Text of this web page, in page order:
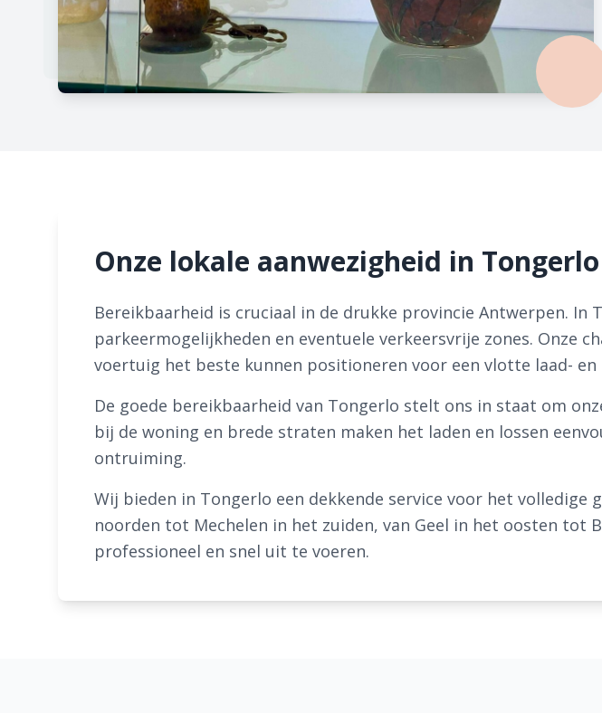
Onze lokale aanwezigheid in Tongerlo
Bereikbaarheid is cruciaal in de drukke provincie Antwerpen.
parkeermogelijkheden en eventuele verkeersvrije zones. Onze
voertuig het beste kunnen positioneren voor een vlotte laad- en
De goede bereikbaarheid van Tongerlo stelt ons in staat om
bij de woning en brede straten maken het laden en lossen
ontruiming.
Wij bieden in Tongerlo een dekkende service voor het
noorden tot Mechelen in het zuiden, van Geel in het oosten
professioneel en snel uit te voeren.